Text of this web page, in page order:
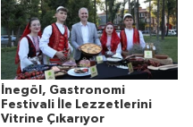
İnegöl, Gastronomi
Festivali İle Lezzetlerini
Vitrine Çıkarıyor